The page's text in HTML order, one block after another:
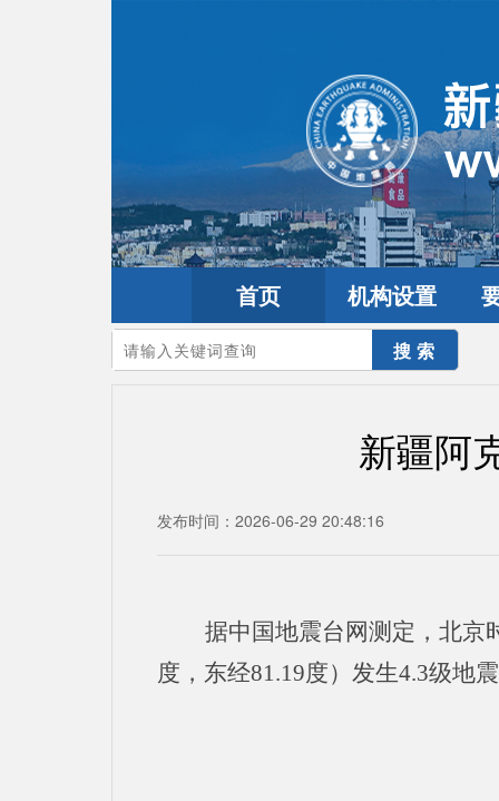
首页 机构设置
您的当前位置：首页>要闻动态
新疆阿
发布时间：2026-06-29 20:48:16
据中国地震台网测定，北京
度，东经81.19度）发生4.3级地